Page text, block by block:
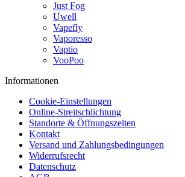
Just Fog
Uwell
Vapefly
Vaporesso
Vaptio
VooPoo
Informationen
Cookie-Einstellungen
Online-Streitschlichtung
Standorte & Öffnungszeiten
Kontakt
Versand und Zahlungsbedingungen
Widerrufsrecht
Datenschutz